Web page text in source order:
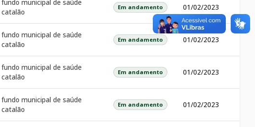
fundo municipal de saúde
catalão
Em andamento 01/02/2023
fundo municipal de saúde
catalão
Em andamento 01/02/2023
fundo municipal de saúde
catalão
Em andamento 01/02/2023
fundo municipal de saúde
catalão
Em andamento 01/02/2023